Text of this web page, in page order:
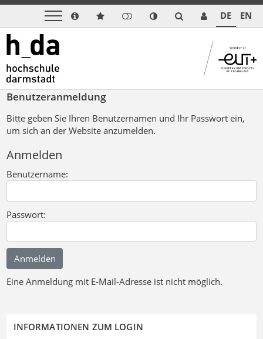
DE EN
Benutzeranmeldung
Bitte geben Sie Ihren Benutzernamen und Ihr Passwort ein,
um sich an der Website anzumelden.
Anmelden
Benutzername:
Passwort:
Eine Anmeldung mit E-Mail-Adresse ist nicht möglich.
INFORMATIONEN ZUM LOGIN